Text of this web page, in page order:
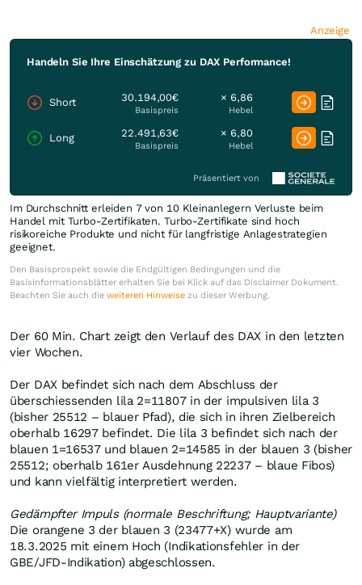
Anzeige
Handeln Sie Ihre Einschätzung zu DAX Performance!
Short 30.194,00€
Basispreis
× 6,86
Hebel
Long 22.491,63€
Basispreis
× 6,80
Hebel
Präsentiert von
Im Durchschnitt erleiden 7 von 10 Kleinanlegern Verluste beim
Handel mit Turbo-Zertifikaten. Turbo-Zertifikate sind hoch
risikoreiche Produkte und nicht für langfristige Anlagestrategien
geeignet.
Den Basisprospekt sowie die Endgültigen Bedingungen und die
Basisinformationsblätter erhalten Sie bei Klick auf das Disclaimer Dokument.
Beachten Sie auch die weiteren Hinweise zu dieser Werbung.
Der 60 Min. Chart zeigt den Verlauf des DAX in den letzten
vier Wochen.
Der DAX befindet sich nach dem Abschluss der
überschiessenden lila 2=11807 in der impulsiven lila 3
(bisher 25512 – blauer Pfad), die sich in ihren Zielbereich
oberhalb 16297 befindet. Die lila 3 befindet sich nach der
blauen 1=16537 und blauen 2=14585 in der blauen 3 (bisher
25512; oberhalb 161er Ausdehnung 22237 – blaue Fibos)
und kann vielfältig interpretiert werden.
Gedämpfter Impuls (normale Beschriftung; Hauptvariante)
Die orangene 3 der blauen 3 (23477+X) wurde am
18.3.2025 mit einem Hoch (Indikationsfehler in der
GBE/JFD-Indikation) abgeschlossen.